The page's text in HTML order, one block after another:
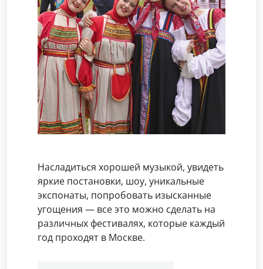
Насладиться хорошей музыкой, увидеть
яркие постановки, шоу, уникальные
экспонаты, попробовать изысканные
угощения — все это можно сделать на
различных фестивалях, которые каждый
год проходят в Москве.